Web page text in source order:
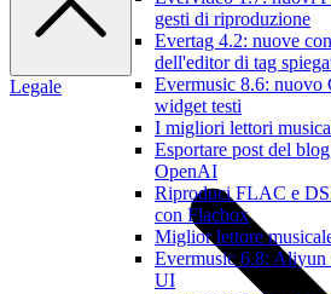
gesti di riproduzione
Evertag 4.2: nuove
dell'editor di tag
Evermusic 8.6: nuovo
widget testi
I migliori lettori
Esportare post del
OpenAI
Riproduci FLAC e
con Flacbox
Miglior lettore
Evermusic 6.8:
UI
Legale